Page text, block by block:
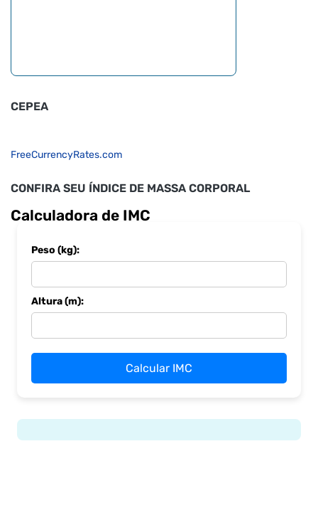
CEPEA
FreeCurrencyRates.com
CONFIRA SEU ÍNDICE DE MASSA CORPORAL
Calculadora de IMC
Peso (kg):
Altura (m):
Calcular IMC